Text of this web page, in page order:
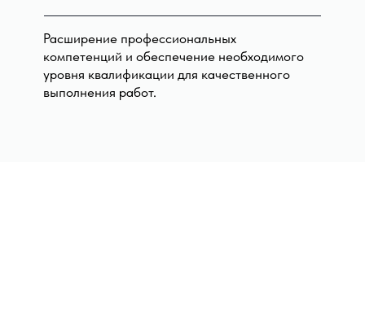
Расширение профессиональных
компетенций и обеспечение необходимого
уровня квалификации для качественного
выполнения работ.